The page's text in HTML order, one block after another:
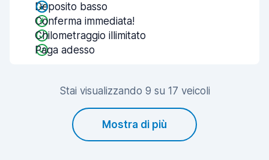
Deposito basso
Conferma immediata!
Chilometraggio illimitato
Paga adesso
Stai visualizzando 9 su 17 veicoli
Mostra di più